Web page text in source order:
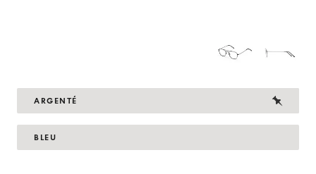
ARGENTÉ
BLEU